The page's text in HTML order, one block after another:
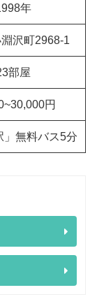
年
沢町2968-1
部屋
円
」無料バス5分